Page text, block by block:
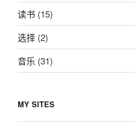
读书 (15)
选择 (2)
音乐 (31)
MY SITES